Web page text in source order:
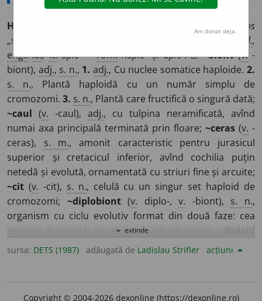
HAPLO-
haploos
„simplu, singur, neamestecat” >
id.,
engl. id., it. aplo->rom. haplo-șiaplo-.□~biont(v.-
biont), adj., s. n., 1. adj., Cu nuclee somatice haploide.2.
s. n., Plantă haploidă cu un număr simplu de
cromozomi.3. s. n., Plantă care fructifică o singură dată;
~caul (v. -caul), adj., cu tulpina neramificată, avînd
numai axa principală terminată prin floare; ~ceras (v. -
ceras), s. m., amonit caracteristic pentru jurasicul
superior și cretacicul inferior, avînd cochilia puțin
netedă și evolută, ornamentată cu striuri fine și arcuite;
~cit (v. -cit), s. n., celulă cu un singur set haploid de
cromozomi; ~diplobiont(v. diplo-,v. -biont), s. n.,
organism cu ciclu evolutiv format din două faze: cea
sexuată (haploidă) și cea asexuată (diploidă);
diplo-, v.-id), adj.
, (despre o plantă) care prezintă
expand_more extinde
sursa: DETS (1987) adăugată de Ladislau Strifler acțiuni
Copyright © 2004-2026 dexonline (https://dexonline.ro)
Am donat deja.